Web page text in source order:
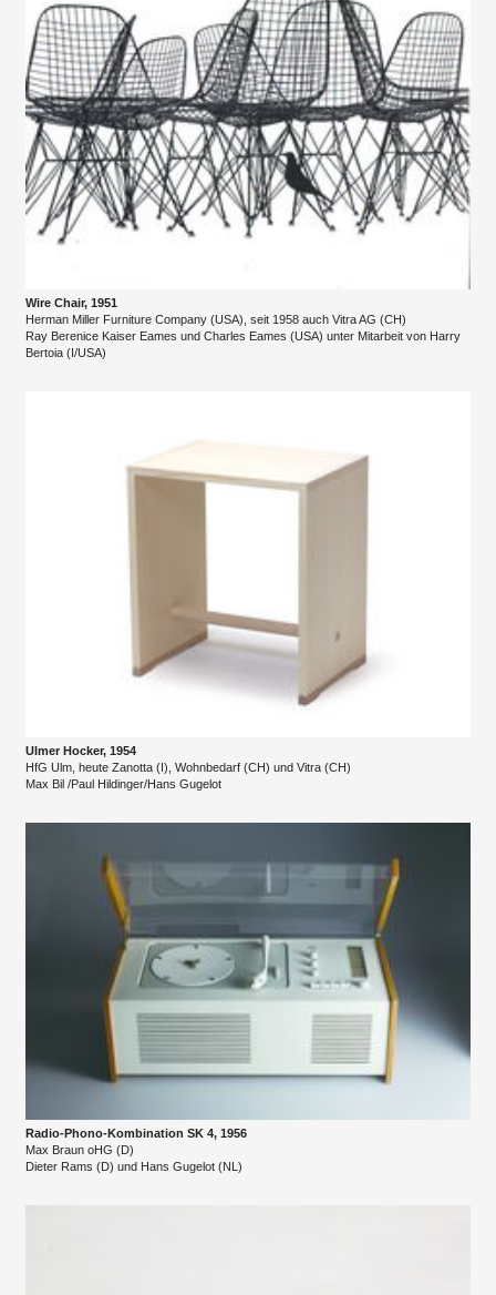
Wire Chair, 1951
Herman Miller Furniture Company (USA), seit 1958 auch Vitra AG (CH)
Ray Berenice Kaiser Eames und Charles Eames (USA) unter Mitarbeit von Harry
Bertoia (I/USA)
Ulmer Hocker, 1954
HfG Ulm, heute Zanotta (I), Wohnbedarf (CH) und Vitra (CH)
Max Bil /Paul Hildinger/Hans Gugelot
Radio-Phono-Kombination SK 4, 1956
Max Braun oHG (D)
Dieter Rams (D) und Hans Gugelot (NL)